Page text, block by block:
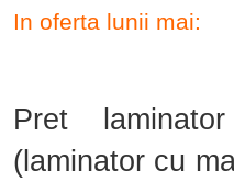
In oferta lunii mai:
Pret
(laminator cu